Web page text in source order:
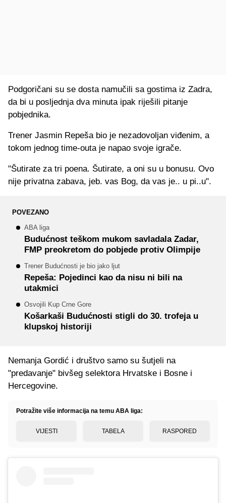
Podgoričani su se dosta namučili sa gostima iz Zadra,
da bi u posljednja dva minuta ipak riješili pitanje
pobjednika.
Trener Jasmin Repeša bio je nezadovoljan viđenim, a
tokom jednog time-outa je napao svoje igrače.
"Šutirate za tri poena. Šutirate, a oni su u bonusu. Ovo
nije privatna zabava, jeb. vas Bog, da vas je.. u pi..u".
POVEZANO
ABA liga
Budućnost teškom mukom savladala Zadar,
FMP preokretom do pobjede protiv Olimpije
Trener Budućnosti je bio jako ljut
Repeša: Pojedinci kao da nisu ni bili na
utakmici
Osvojili Kup Crne Gore
Košarkaši Budućnosti stigli do 30. trofeja u
klupskoj historiji
Nemanja Gordić i društvo samo su šutjeli na
"predavanje" bivšeg selektora Hrvatske i Bosne i
Hercegovine.
Potražite više informacija na temu ABA liga:
VIJESTI TABELA RASPORED